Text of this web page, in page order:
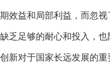
期效益和局部利益，而忽
缺乏足够的耐心和投入，
创新对于国家长远发展的